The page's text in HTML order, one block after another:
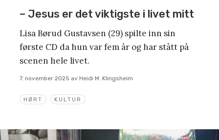
HØRT KULTUR
– Jesus er det viktigste i livet mitt
Lisa Børud Gustavsen (29) spilte inn sin
første CD da hun var fem år og har stått på
scenen hele livet.
7. november 2025 av Heidi M. Klingsheim